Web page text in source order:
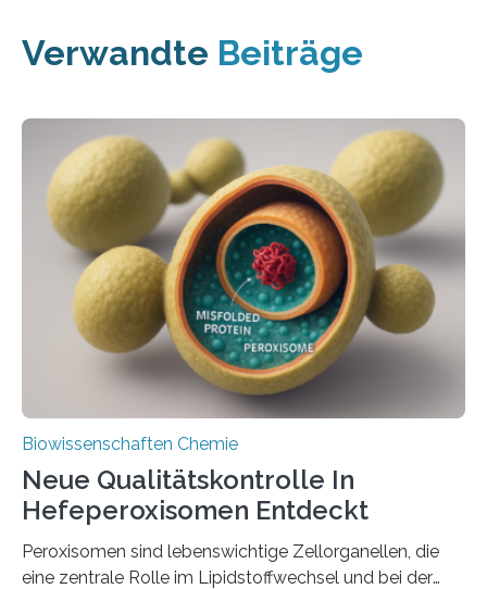
Verwandte Beiträge
Biowissenschaften Chemie
Neue Qualitätskontrolle In
Hefeperoxisomen Entdeckt
Peroxisomen sind lebenswichtige Zellorganellen, die
eine zentrale Rolle im Lipidstoffwechsel und bei der